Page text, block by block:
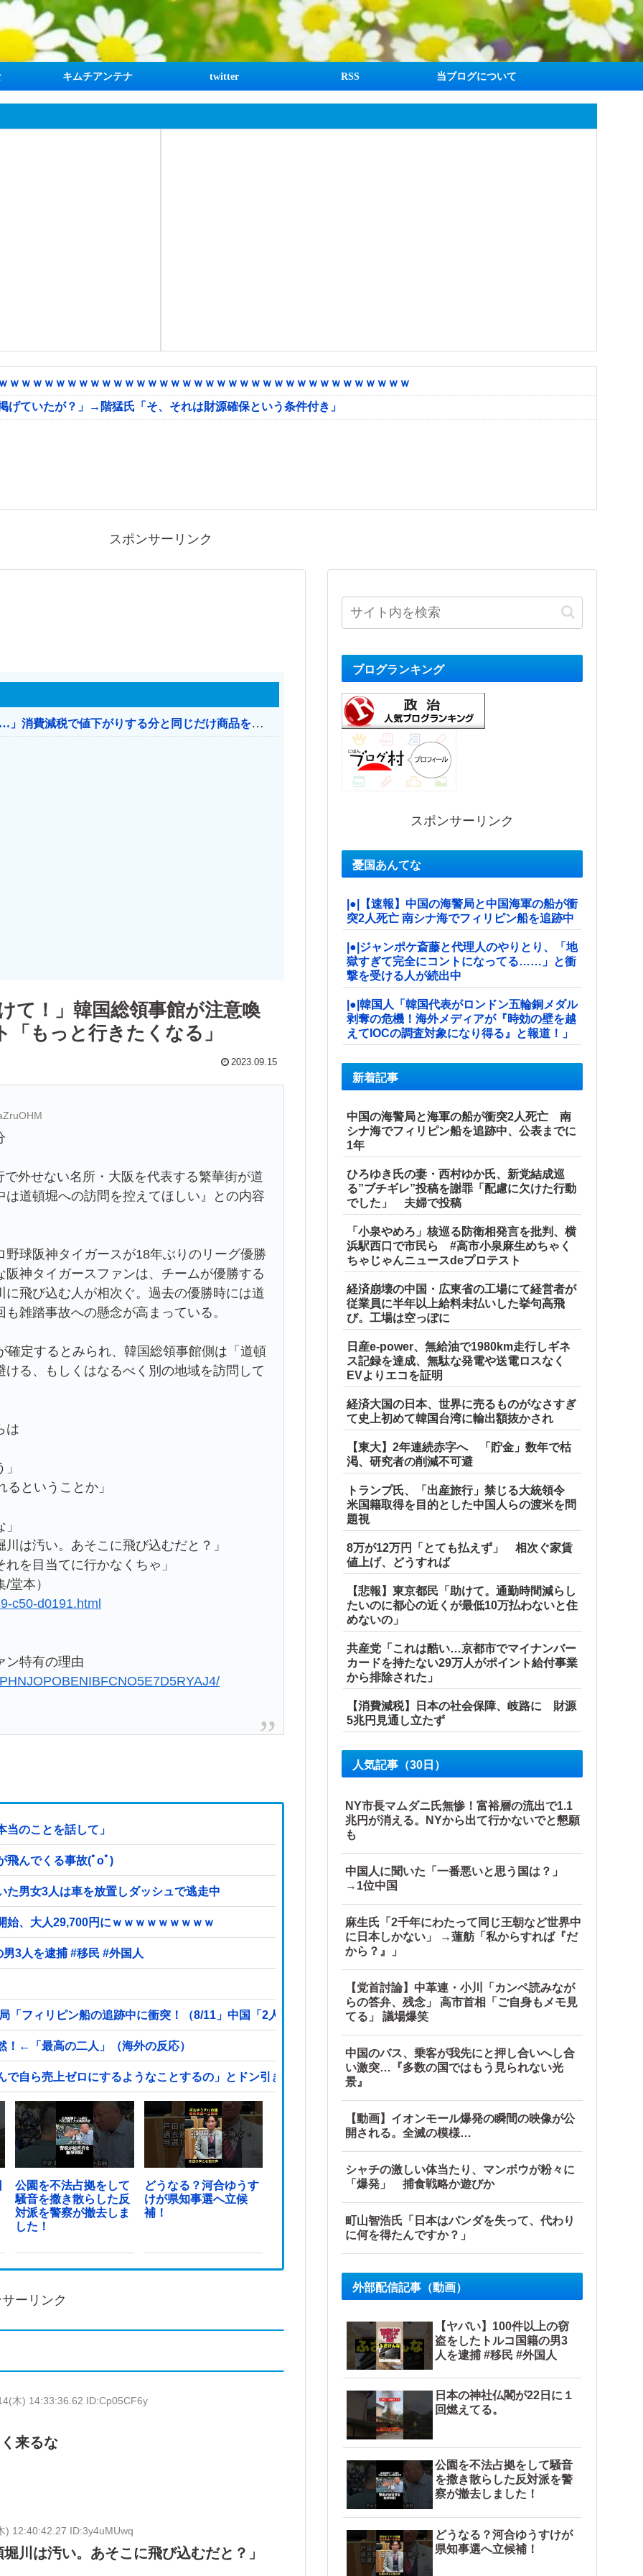
キムチアンテナ twitter RSS 当ブログについて
ｗｗｗｗｗｗｗｗｗｗｗｗｗｗｗｗｗｗｗｗｗｗｗｗｗｗｗｗｗｗｗｗｗｗ
ていたが？」→階猛氏「そ、それは財源確保という条件付き」
スポンサーリンク
【消費税率1％】 「下げるのが筋なんですけど…」消費減税で値下がりする分と同じだけ商品を値上げして店頭価格を変えない店も
て！」韓国総領事館が注意喚
もっと行きたくなる」
2023.09.15
外せない名所・大阪を代表する繁華街が道
道頓堀への訪問を控えてほしい』との内容
球阪神タイガースが18年ぶりのリーグ優勝
神タイガースファンは、チームが優勝する
飛び込む人が相次ぐ。過去の優勝時には道
雑踏事故への懸念が高まっている。
定するとみられ、韓国総領事館側は「道頓
る、もしくはなるべく別の地域を訪問して
は
ということか」
は汚い。あそこに飛び込むだと？」
を目当てに行かなくちゃ」
堂本）
c50-d0191.html
特有の理由
のことを話して」
飛んでくる事故(ﾟoﾟ)
男女3人は車を放置しダッシュで逃走中
、大人29,700円にｗｗｗｗｗｗｗｗｗ
【ヤバい】100件以上の窃盗をしたトルコ国籍の男3人を逮捕 #移民 #外国人
「フィリピン船の追跡中に衝突！（8/11」中国「2人死亡」中国政府「1年間隠蔽」日本「隠蔽された事実報道！（2026年
！←「最高の二人」（海外の反応）
で自ら売上ゼロにするようなことするの」とドン引きするような方針転換を……他
公園を不法占拠をして
騒音を撒き散らした反
対派を警察が撤去しま
した！
どうなる？河合ゆうす
けが県知事選へ立候
補！
ーリンク
木) 14:33:36.62 ID:Cp05CF6y
来るな
) 12:40:42.27 ID:3y4uMUwq
川は汚い。あそこに飛び込むだと？」
ブログランキング
スポンサーリンク
憂国あんてな
|●|【速報】中国の海警局と中国海軍の船が衝
突2人死亡 南シナ海でフィリピン船を追跡中
|●|ジャンポケ斎藤と代理人のやりとり、「地
獄すぎて完全にコントになってる……」と衝
撃を受ける人が続出中
|●|韓国人「韓国代表がロンドン五輪銅メダル
剥奪の危機！海外メディアが『時効の壁を越
えてIOCの調査対象になり得る』と報道！」
新着記事
中国の海警局と海軍の船が衝突2人死亡 南
シナ海でフィリピン船を追跡中、公表までに
1年
ひろゆき氏の妻・西村ゆか氏、新党結成巡
る”ブチギレ”投稿を謝罪「配慮に欠けた行動
でした」 夫婦で投稿
「小泉やめろ」核巡る防衛相発言を批判、横
浜駅西口で市民ら #高市小泉麻生めちゃく
ちゃじゃんニュースdeプロテスト
経済崩壊の中国・広東省の工場にて経営者が
従業員に半年以上給料未払いした挙句高飛
び。工場は空っぽに
日産e-power、無給油で1980km走行しギネ
ス記録を達成、無駄な発電や送電ロスなく
EVよりエコを証明
経済大国の日本、世界に売るものがなさすぎ
て史上初めて韓国台湾に輸出額抜かされ
【東大】2年連続赤字へ 「貯金」数年で枯
渇、研究者の削減不可避
トランプ氏、「出産旅行」禁じる大統領令
米国籍取得を目的とした中国人らの渡米を問
題視
8万が12万円「とても払えず」 相次ぐ家賃
値上げ、どうすれば
【悲報】東京都民「助けて。通勤時間減らし
たいのに都心の近くが最低10万払わないと住
めないの」
共産党「これは酷い…京都市でマイナンバー
カードを持たない29万人がポイント給付事業
から排除された」
【消費減税】日本の社会保障、岐路に 財源
5兆円見通し立たず
人気記事（30日）
NY市長マムダニ氏無惨！富裕層の流出で1.1
兆円が消える。NYから出て行かないでと懇願
も
中国人に聞いた「一番悪いと思う国は？」
→1位中国
麻生氏「2千年にわたって同じ王朝など世界中
に日本しかない」 →蓮舫「私からすれば『だ
から？』」
【党首討論】中革連・小川「カンペ読みなが
らの答弁、残念」 高市首相「ご自身もメモ見
てる」 議場爆笑
中国のバス、乗客が我先にと押し合いへし合
い激突…『多数の国ではもう見られない光
景』
【動画】イオンモール爆発の瞬間の映像が公
開される。全滅の模様…
シャチの激しい体当たり、マンボウが粉々に
「爆発」 捕食戦略か遊びか
町山智浩氏「日本はパンダを失って、代わり
に何を得たんですか？」
外部配信記事（動画）
【ヤバい】100件以上の窃
盗をしたトルコ国籍の男3
人を逮捕 #移民 #外国人
日本の神社仏閣が22日に１
回燃えてる。
公園を不法占拠をして騒音
を撒き散らした反対派を警
察が撤去しました！
どうなる？河合ゆうすけが
県知事選へ立候補！